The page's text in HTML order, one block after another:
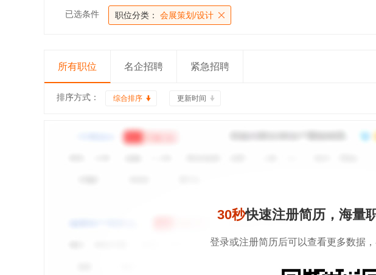
已选条件 职位分类： 会展策划/设计
所有职位 名企招聘 紧急招聘
排序方式： 综合排序 更新时间
30秒快速注册简历，海量
登录或注册简历后可以查看更多数据，